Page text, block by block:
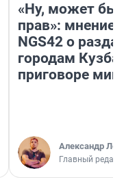
«Ну, может
прав»: мнение
NGS42 о
городам
приговоре
Александр
Главный